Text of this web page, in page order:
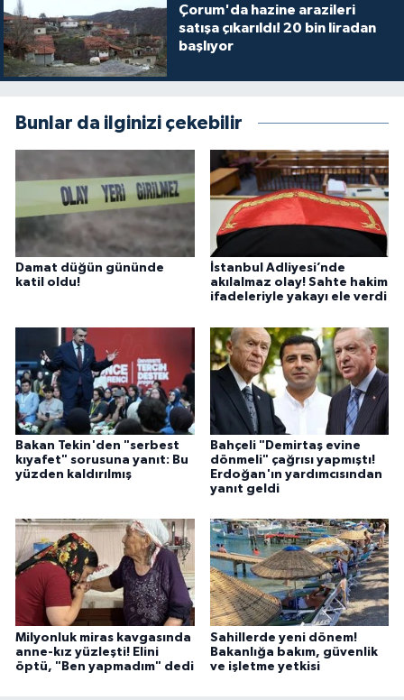
Çorum'da hazine arazileri
satışa çıkarıldı! 20 bin liradan
başlıyor
Bunlar da ilginizi çekebilir
Damat düğün gününde
katil oldu!
İstanbul Adliyesi’nde
akılalmaz olay! Sahte hakim
ifadeleriyle yakayı ele verdi
Bakan Tekin'den "serbest
kıyafet" sorusuna yanıt: Bu
yüzden kaldırılmış
Bahçeli "Demirtaş evine
dönmeli" çağrısı yapmıştı!
Erdoğan'ın yardımcısından
yanıt geldi
Milyonluk miras kavgasında
anne-kız yüzleşti! Elini
öptü, "Ben yapmadım" dedi
Sahillerde yeni dönem!
Bakanlığa bakım, güvenlik
ve işletme yetkisi